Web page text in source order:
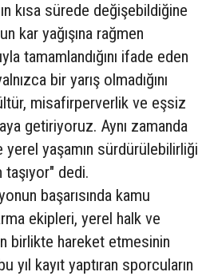
kısa sürede değişebildiğine
kar yağışına rağmen
tamamlandığını ifade eden
bir yarış olmadığını
misafirperverlik ve eşsiz
getiriyoruz. Aynı zamanda
yerel yaşamın sürdürülebilirliği
dedi.
başarısında kamu
ekipleri, yerel halk ve
birlikte hareket etmesinin
yıl kayıt yaptıran sporcuların